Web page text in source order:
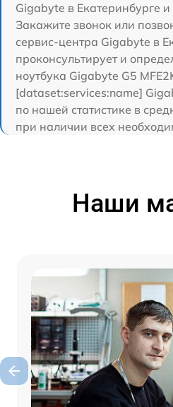
Gigabyte в Екатеринбурге и
Закажите звонок или
сервис-центра Gigabyte в
проконсультирует и
ноутбука Gigabyte G5
[dataset:services:name]
по нашей статистике в
при наличии всех
Наши